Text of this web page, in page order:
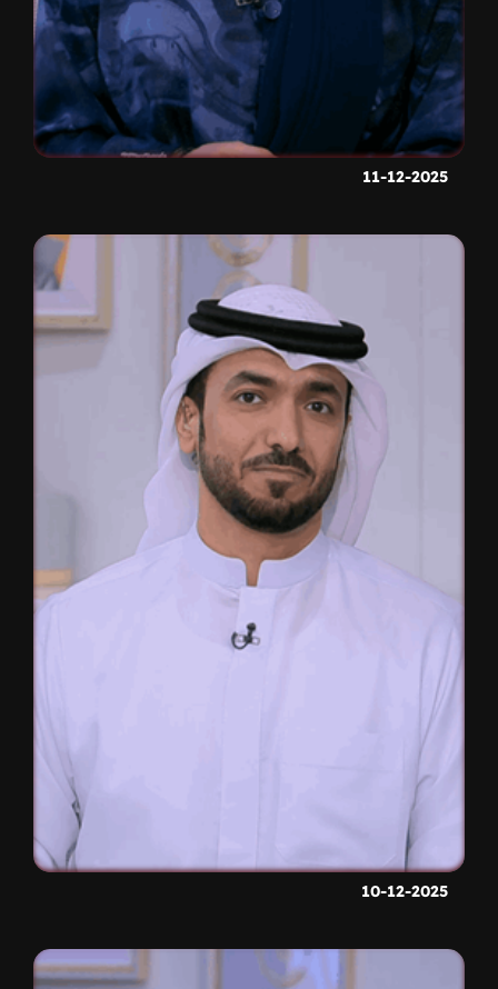
11-12-2025
10-12-2025